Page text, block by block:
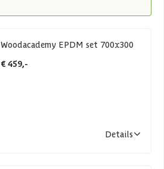
Woodacademy EPDM set 700x300
€ 459,-
Details